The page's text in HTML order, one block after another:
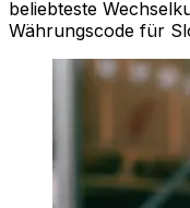
beliebteste
Währungscode für